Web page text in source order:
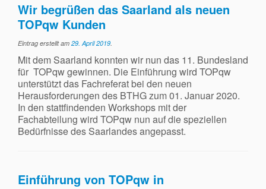
Wir begrüßen das Saarland als neuen
TOPqw Kunden
Eintrag erstellt am 29. April 2019.
Mit dem Saarland konnten wir nun das 11. Bundesland
für TOPqw gewinnen. Die Einführung wird TOPqw
unterstützt das Fachreferat bei den neuen
Herausforderungen des BTHG zum 01. Januar 2020.
In den stattfindenden Workshops mit der
Fachabteilung wird TOPqw nun auf die speziellen
Bedürfnisse des Saarlandes angepasst.
Einführung von TOPqw in